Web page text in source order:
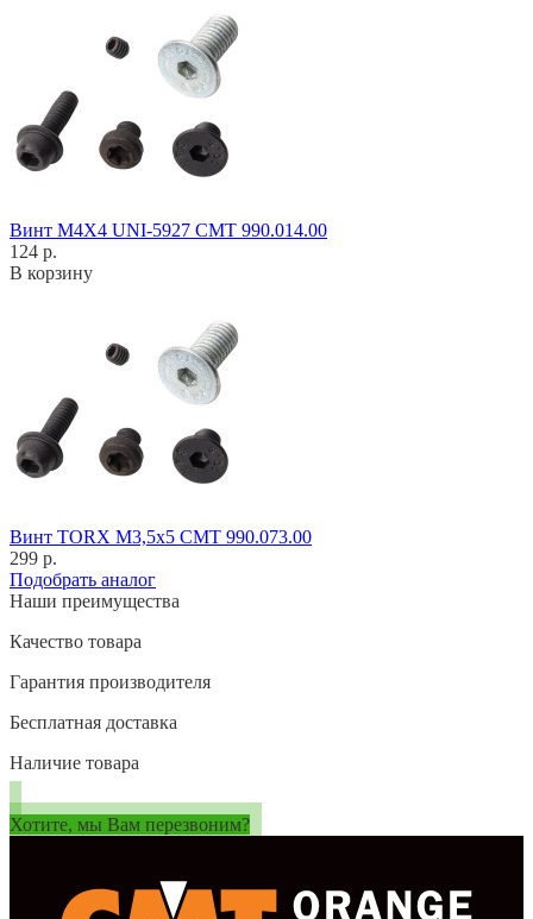
Винт M4X4 UNI-5927 CMT 990.014.00
124 р.
В корзину
Винт TORX M3,5x5 CMT 990.073.00
299 р.
Подобрать аналог
Наши преимущества
Качество товара
Гарантия производителя
Бесплатная доставка
Наличие товара
Хотите, мы Вам перезвоним?